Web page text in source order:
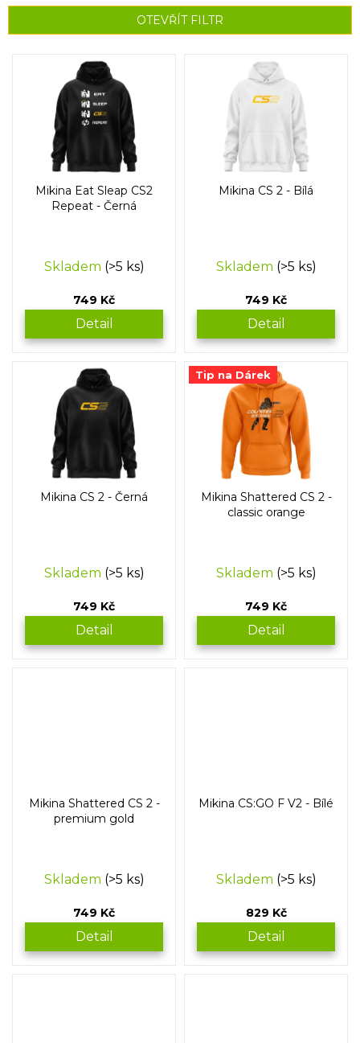
OTEVŘÍT FILTR
Mikina Eat Sleap CS2
Repeat - Černá
Skladem (>5 ks)
749 Kč
Detail
Mikina CS 2 - Bílá
Skladem (>5 ks)
749 Kč
Detail
Mikina CS 2 - Černá
Skladem (>5 ks)
749 Kč
Detail
Tip na Dárek
Mikina Shattered CS 2 -
classic orange
Skladem (>5 ks)
749 Kč
Detail
Mikina Shattered CS 2 -
premium gold
Skladem (>5 ks)
749 Kč
Detail
Mikina CS:GO F V2 - Bílé
Skladem (>5 ks)
829 Kč
Detail